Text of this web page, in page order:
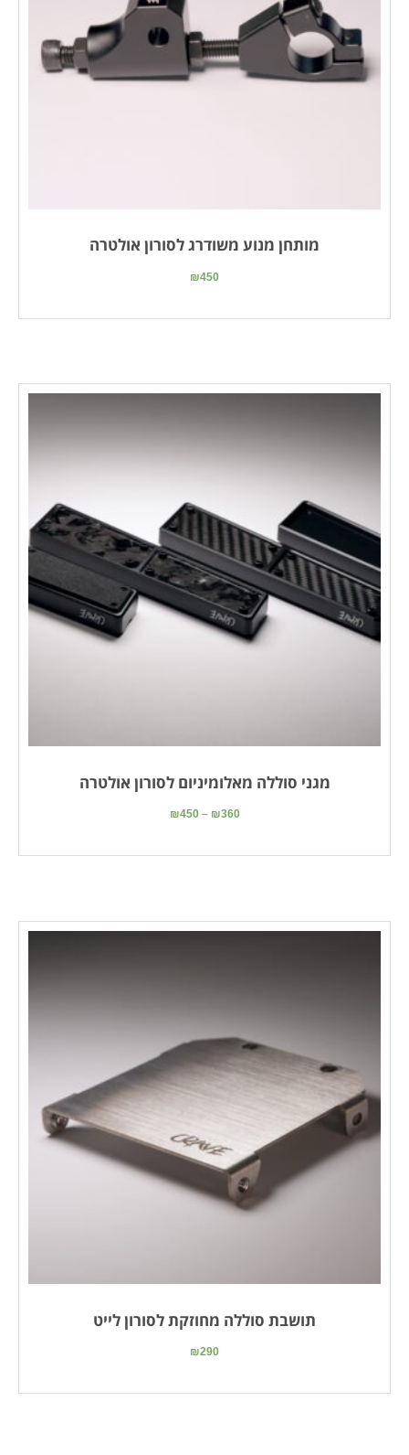
מותחן מנוע משודרג לסורון אולטרה
₪450
מגני סוללה מאלומיניום לסורון אולטרה
₪360
–
₪450
תושבת סוללה מחוזקת לסורון לייט
₪290